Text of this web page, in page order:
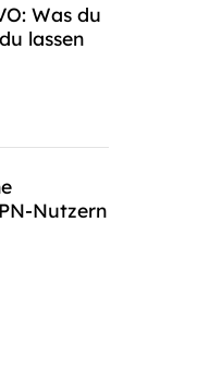
Was du
lassen
Nutzern